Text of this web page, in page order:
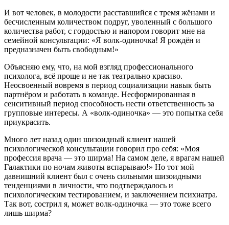
И вот человек, в молодости расставшийся с тремя жёнами и
бесчисленным количеством подруг, уволенный с большого
количества работ, с гордостью и напором говорит мне на
семейной консультации: «Я волк-одиночка! Я рождён и
предназначен быть свободным!»
Объясняю ему, что, на мой взгляд профессионального
психолога, всё проще и не так театрально красиво.
Неосвоенный вовремя в период социализации навык быть
партнёром и работать в команде. Несформированная в
сенситивный период способность нести ответственность за
групповые интересы. А «волк-одиночка» — это попытка себя
приукрасить.
Много лет назад один шизоидный клиент нашей
психологической консультации говорил про себя: «Моя
профессия врача — это ширма! На самом деле, я врагам нашей
Галактики по ночам животы вспарываю!» Но тот мой
давнишний клиент был с очень сильными шизоидными
тенденциями в личности, что подтверждалось и
психологическим тестированием, и заключением психиатра.
Так вот, сострил я, может волк-одиночка — это тоже всего
лишь ширма?